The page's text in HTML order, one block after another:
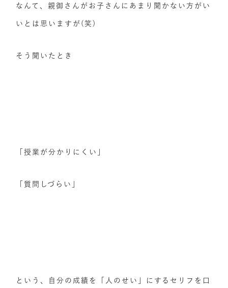
なんて、親御さんがお子さんにあまり聞かない方がい
いとは思いますが(笑)
そう聞いたとき
「授業が分かりにくい」
「質問しづらい」
という、自分の成績を「人のせい」にするセリフを口